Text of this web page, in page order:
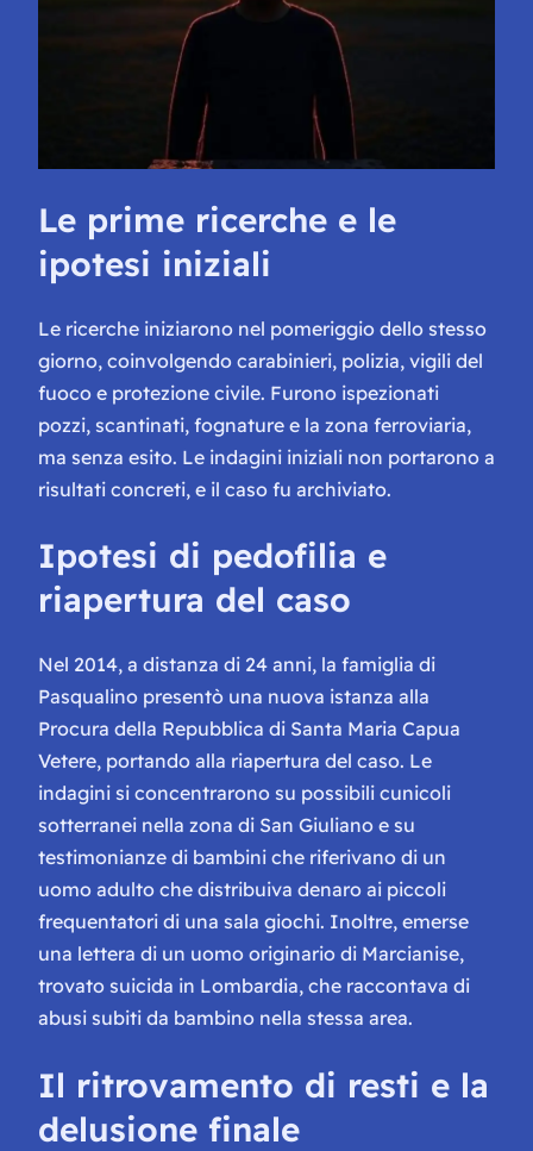
Le prime ricerche e le
ipotesi iniziali
Le ricerche iniziarono nel pomeriggio dello stesso
giorno, coinvolgendo carabinieri, polizia, vigili del
fuoco e protezione civile. Furono ispezionati
pozzi, scantinati, fognature e la zona ferroviaria,
ma senza esito. Le indagini iniziali non portarono a
risultati concreti, e il caso fu archiviato.
Ipotesi di pedofilia e
riapertura del caso
Nel 2014, a distanza di 24 anni, la famiglia di
Pasqualino presentò una nuova istanza alla
Procura della Repubblica di Santa Maria Capua
Vetere, portando alla riapertura del caso. Le
indagini si concentrarono su possibili cunicoli
sotterranei nella zona di San Giuliano e su
testimonianze di bambini che riferivano di un
uomo adulto che distribuiva denaro ai piccoli
frequentatori di una sala giochi. Inoltre, emerse
una lettera di un uomo originario di Marcianise,
trovato suicida in Lombardia, che raccontava di
abusi subiti da bambino nella stessa area.
Il ritrovamento di resti e la
delusione finale